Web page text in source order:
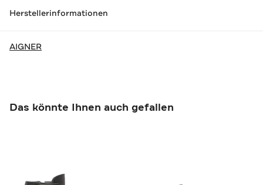
Herstellerinformationen
AIGNER
Das könnte Ihnen auch gefallen